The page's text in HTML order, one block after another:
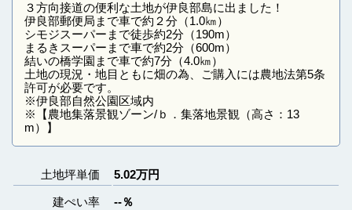
３方向接道の便利な土地が伊良部島に出ました！
伊良部郵便局まで車で約２分（1.0㎞）
シモジスーパーまで徒歩約2分（190m）
まるきスーパーまで車で約2分（600m）
結いの橋学園まで車で約7分（4.0㎞）
土地の現況・地目ともに畑の為、ご購入には農地法第5条
許可が必要です。
※伊良部自然公園区域内
※【農地集落景観ゾーン/ｂ．集落地景観（高さ：13
m）】
土地坪単価 5.02万円
建ぺい率 --％